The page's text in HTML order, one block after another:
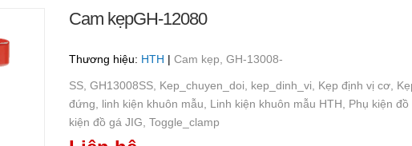
Cam kẹpGH-12080
Thương hiệu: HTH | Cam kẹp, GH-13008-
SS, GH13008SS, Kep_chuyen_doi, kep_dinh_vi, Kẹp định vị cơ,
đứng, linh kiện khuôn mẫu, Linh kiện khuôn mẫu HTH, Phụ kiện đồ
kiện đồ gá JIG, Toggle_clamp